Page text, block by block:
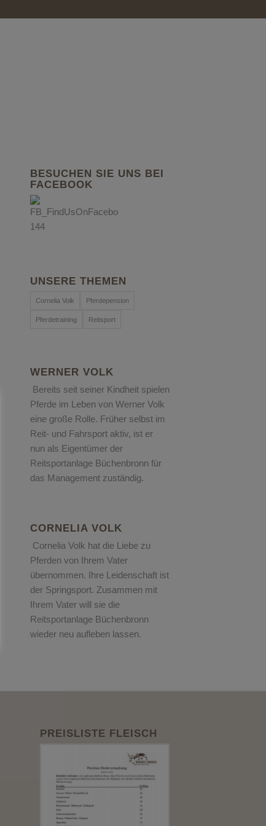
BESUCHEN SIE UNS BEI
FACEBOOK
UNSERE THEMEN
Cornelia Volk Pferdepension
Pferdetraining Reitsport
WERNER VOLK
Bereits seit seiner Kindheit spielen
Pferde im Leben von Werner Volk
eine große Rolle. Früher selbst im
Reit- und Fahrsport aktiv, ist er
nun als Eigentümer der
Reitsportanlage Büchenbronn für
das Management zuständig.
CORNELIA VOLK
Cornelia Volk hat die Liebe zu
Pferden von Ihrem Vater
übernommen. Ihre Leidenschaft ist
der Springsport. Zusammen mit
Ihrem Vater will sie die
Reitsportanlage Büchenbronn
wieder neu aufleben lassen.
PREISLISTE FLEISCH